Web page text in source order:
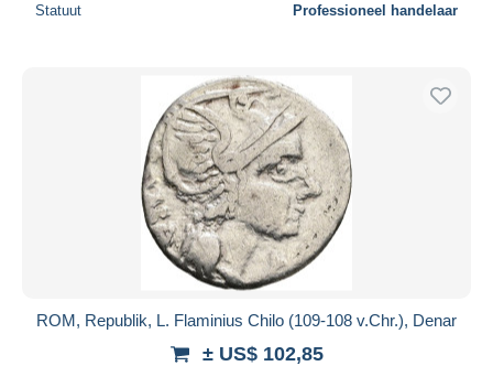
Statuut Professioneel handelaar
ROM, Republik, L. Flaminius Chilo (109-108 v.Chr.), Denar
± US$ 102,85